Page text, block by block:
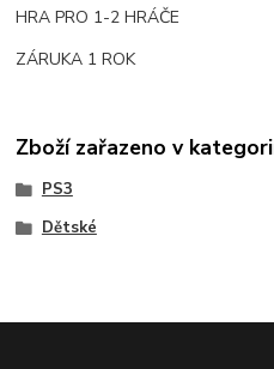
HRA PRO 1-2 HRÁČE
ZÁRUKA 1 ROK
Zboží zařazeno v
PS3
Dětské